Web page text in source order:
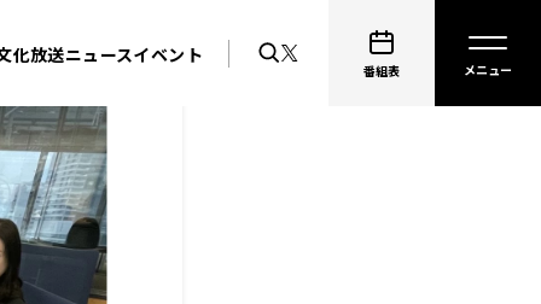
化放送ニュースイベント
番組表